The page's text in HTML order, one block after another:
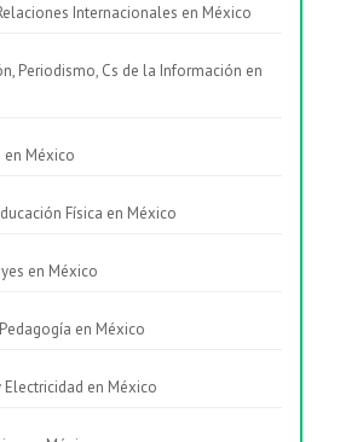
Internacionales en México
Periodismo, Cs de la Información en
en México
Física en México
en México
en México
en México